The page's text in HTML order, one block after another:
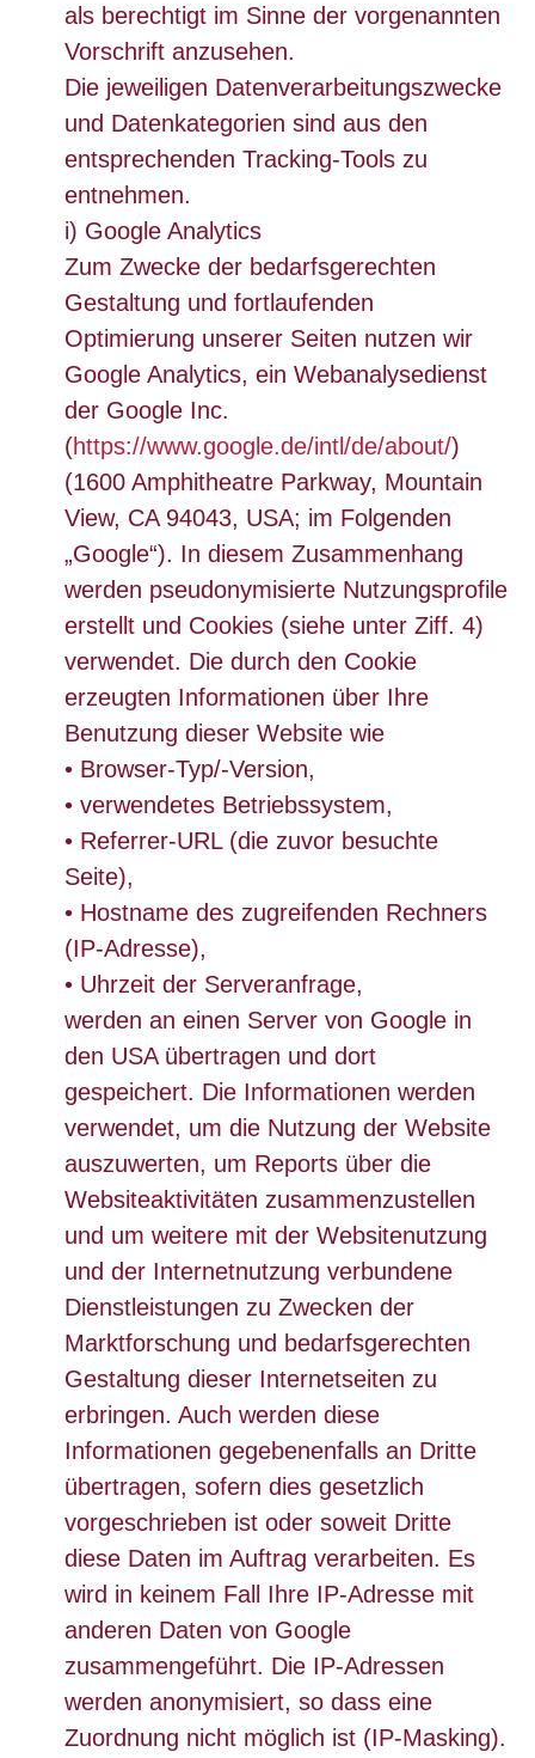
als berechtigt im Sinne der vorgenannten
Vorschrift anzusehen.
Die jeweiligen Datenverarbeitungszwecke
und Datenkategorien sind aus den
entsprechenden Tracking-Tools zu
entnehmen.
i) Google Analytics
Zum Zwecke der bedarfsgerechten
Gestaltung und fortlaufenden
Optimierung unserer Seiten nutzen wir
Google Analytics, ein Webanalysedienst
der Google Inc.
(https://www.google.de/intl/de/about/)
(1600 Amphitheatre Parkway, Mountain
View, CA 94043, USA; im Folgenden
„Google“). In diesem Zusammenhang
werden pseudonymisierte Nutzungsprofile
erstellt und Cookies (siehe unter Ziff. 4)
verwendet. Die durch den Cookie
erzeugten Informationen über Ihre
Benutzung dieser Website wie
• Browser-Typ/-Version,
• verwendetes Betriebssystem,
• Referrer-URL (die zuvor besuchte
Seite),
• Hostname des zugreifenden Rechners
(IP-Adresse),
• Uhrzeit der Serveranfrage,
werden an einen Server von Google in
den USA übertragen und dort
gespeichert. Die Informationen werden
verwendet, um die Nutzung der Website
auszuwerten, um Reports über die
Websiteaktivitäten zusammenzustellen
und um weitere mit der Websitenutzung
und der Internetnutzung verbundene
Dienstleistungen zu Zwecken der
Marktforschung und bedarfsgerechten
Gestaltung dieser Internetseiten zu
erbringen. Auch werden diese
Informationen gegebenenfalls an Dritte
übertragen, sofern dies gesetzlich
vorgeschrieben ist oder soweit Dritte
diese Daten im Auftrag verarbeiten. Es
wird in keinem Fall Ihre IP-Adresse mit
anderen Daten von Google
zusammengeführt. Die IP-Adressen
werden anonymisiert, so dass eine
Zuordnung nicht möglich ist (IP-Masking).